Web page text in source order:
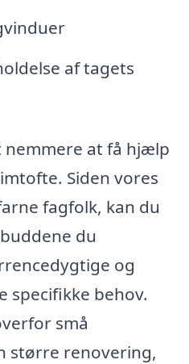
af tagets
at få hjælp
Siden vores
fagfolk, kan du
du
og
specifikke behov.
små
større renovering,